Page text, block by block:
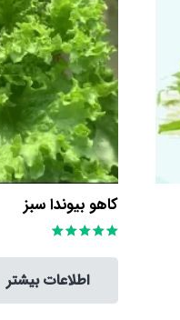
کاهو بیوندا سبز
اطلاعات بیشتر